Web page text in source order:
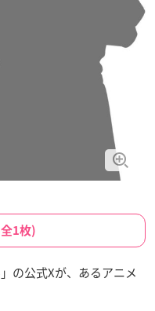
1枚)
の公式Xが、あるアニメ